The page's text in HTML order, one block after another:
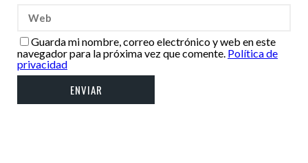
Guarda mi nombre, correo electrónico y web en este
navegador para la próxima vez que comente. Política de
privacidad